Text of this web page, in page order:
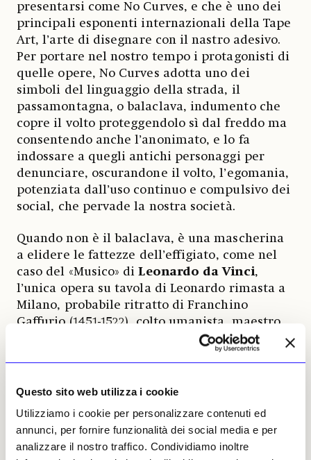
Questo sito web utilizza i cookie
Utilizziamo i cookie per personalizzare contenuti ed
annunci, per fornire funzionalità dei social media e per
analizzare il nostro traffico. Condividiamo inoltre
presentarsi come No Curves, e che è uno dei
principali esponenti internazionali della Tape
Art, l’arte di disegnare con il nastro adesivo.
Per portare nel nostro tempo i protagonisti di
quelle opere, No Curves adotta uno dei
simboli del linguaggio della strada, il
passamontagna, o balaclava, indumento che
copre il volto proteggendolo sì dal freddo ma
consentendo anche l’anonimato, e lo fa
indossare a quegli antichi personaggi per
denunciare, oscurandone il volto, l’egomania,
potenziata dall’uso continuo e compulsivo dei
social, che pervade la nostra società.
Quando non è il balaclava, è una mascherina
a elidere le fattezze dell’effigiato, come nel
caso del «Musico» diLeonardo da Vinci,
l’unica opera su tavola di Leonardo rimasta a
Milano, probabile ritratto di Franchino
Gaffurio (1451-1522), colto umanista, maestro
di cappella del Duomo di Milano e primo
cantore di corte di Ludovico il Moro, che qui
spigolose vibrazioni acustiche che
della sua riconoscibilità. E così accade, tra gli
altri, all’elegante Michel de l’Hospital nel